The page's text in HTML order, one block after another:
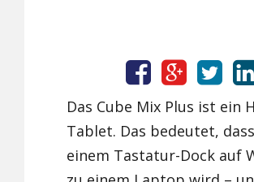
Das Cube Mix Plus ist ein
Tablet. Das bedeutet,
einem Tastatur-Dock auf